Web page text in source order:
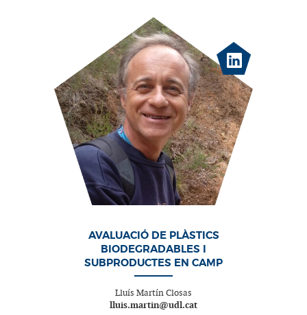
AVALUACIÓ DE PLÀSTICS
BIODEGRADABLES I
SUBPRODUCTES EN CAMP
Lluís Martín Closas
lluis.martin@udl.cat